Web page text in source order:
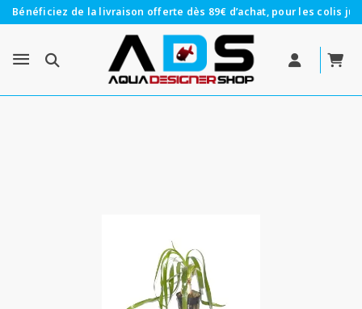
Bénéficiez de la livraison offerte dès 89€ d’achat, pour les colis